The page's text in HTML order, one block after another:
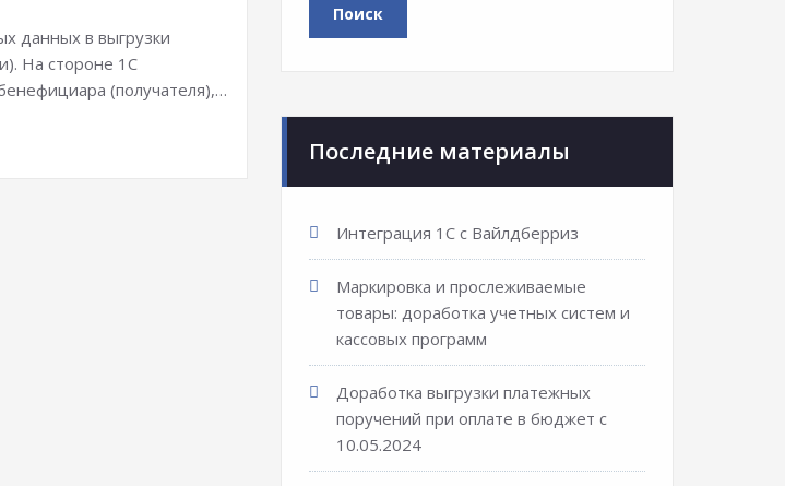
данных в выгрузки
На стороне 1С
(получателя),…
Последние материалы
Интеграция 1С с Вайлдберриз
Маркировка и прослеживаемые
товары: доработка учетных систем и
кассовых программ
Доработка выгрузки платежных
поручений при оплате в бюджет с
10.05.2024